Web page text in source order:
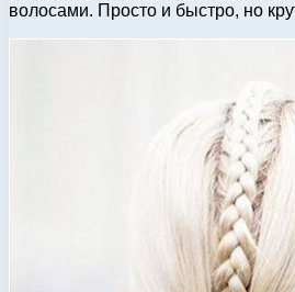
волосами. Просто и быстро, но